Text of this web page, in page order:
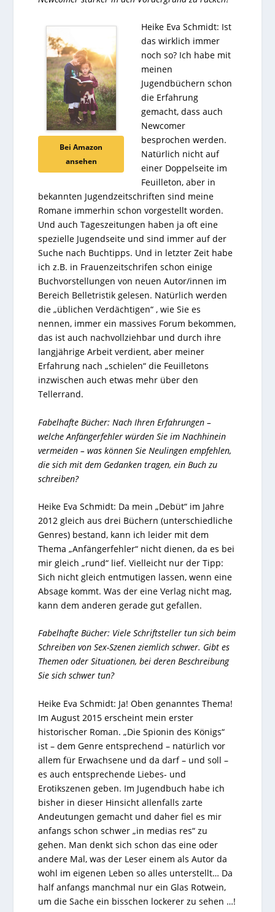
Bei Amazon
ansehen
Heike Eva Schmidt: Ist
das wirklich immer
noch so? Ich habe mit
meinen
Jugendbüchern schon
die Erfahrung
gemacht, dass auch
Newcomer
besprochen werden.
Natürlich nicht auf
einer Doppelseite im
Feuilleton, aber in
bekannten Jugendzeitschriften sind meine
Romane immerhin schon vorgestellt worden.
Und auch Tageszeitungen haben ja oft eine
spezielle Jugendseite und sind immer auf der
Suche nach Buchtipps. Und in letzter Zeit habe
ich z.B. in Frauenzeitschrifen schon einige
Buchvorstellungen von neuen Autor/innen im
Bereich Belletristik gelesen. Natürlich werden
die „üblichen Verdächtigen“ , wie Sie es
nennen, immer ein massives Forum bekommen,
das ist auch nachvollziehbar und durch ihre
langjährige Arbeit verdient, aber meiner
Erfahrung nach „schielen“ die Feuilletons
inzwischen auch etwas mehr über den
Tellerrand.
Fabelhafte Bücher: Nach Ihren Erfahrungen –
welche Anfängerfehler würden Sie im Nachhinein
vermeiden – was können Sie Neulingen empfehlen,
die sich mit dem Gedanken tragen, ein Buch zu
schreiben?
Heike Eva Schmidt: Da mein „Debüt“ im Jahre
2012 gleich aus drei Büchern (unterschiedliche
Genres) bestand, kann ich leider mit dem
Thema „Anfängerfehler“ nicht dienen, da es bei
mir gleich „rund“ lief. Vielleicht nur der Tipp:
Sich nicht gleich entmutigen lassen, wenn eine
Absage kommt. Was der eine Verlag nicht mag,
kann dem anderen gerade gut gefallen.
Fabelhafte Bücher: Viele Schriftsteller tun sich beim
Schreiben von Sex-Szenen ziemlich schwer. Gibt es
Themen oder Situationen, bei deren Beschreibung
Sie sich schwer tun?
Heike Eva Schmidt: Ja! Oben genanntes Thema!
Im August 2015 erscheint mein erster
historischer Roman. „Die Spionin des Königs“
ist – dem Genre entsprechend – natürlich vor
allem für Erwachsene und da darf – und soll –
es auch entsprechende Liebes- und
Erotikszenen geben. Im Jugendbuch habe ich
bisher in dieser Hinsicht allenfalls zarte
Andeutungen gemacht und daher fiel es mir
anfangs schon schwer „in medias res“ zu
gehen. Man denkt sich schon das eine oder
andere Mal, was der Leser einem als Autor da
wohl im eigenen Leben so alles unterstellt… Da
half anfangs manchmal nur ein Glas Rotwein,
um die Sache ein bisschen lockerer zu sehen …!